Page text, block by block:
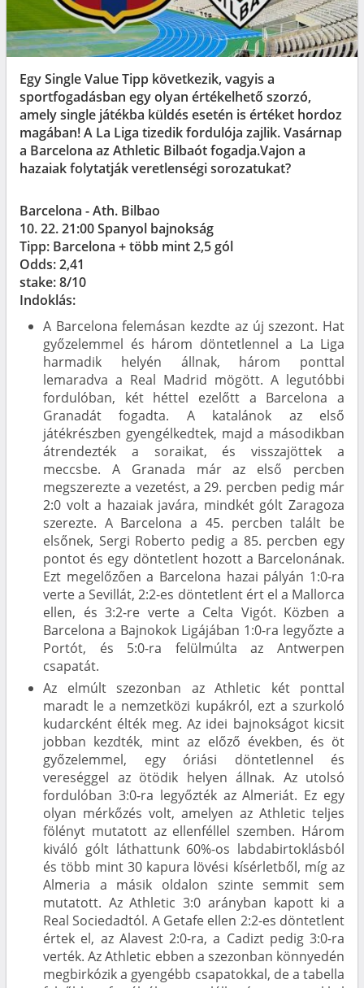
Egy Single Value Tipp következik, vagyis a
sportfogadásban egy olyan értékelhető szorzó,
amely single játékba küldés esetén is értéket hordoz
magában! A La Liga tizedik fordulója zajlik. Vasárnap
a Barcelona az Athletic Bilbaót fogadja.Vajon a
hazaiak folytatják veretlenségi sorozatukat?
Barcelona - Ath. Bilbao
10. 22. 21:00 Spanyol bajnokság
Tipp: Barcelona + több mint 2,5 gól
Odds: 2,41
stake: 8/10
Indoklás:
A Barcelona felemásan kezdte az új szezont. Hat
győzelemmel és három döntetlennel a La Liga
harmadik helyén állnak, három ponttal
lemaradva a Real Madrid mögött. A legutóbbi
fordulóban, két héttel ezelőtt a Barcelona a
Granadát fogadta. A katalánok az első
játékrészben gyengélkedtek, majd a másodikban
átrendezték a soraikat, és visszajöttek a
meccsbe. A Granada már az első percben
megszerezte a vezetést, a 29. percben pedig már
2:0 volt a hazaiak javára, mindkét gólt Zaragoza
szerezte. A Barcelona a 45. percben talált be
elsőnek, Sergi Roberto pedig a 85. percben egy
pontot és egy döntetlent hozott a Barcelonának.
Ezt megelőzően a Barcelona hazai pályán 1:0-ra
verte a Sevillát, 2:2-es döntetlent ért el a Mallorca
ellen, és 3:2-re verte a Celta Vigót. Közben a
Barcelona a Bajnokok Ligájában 1:0-ra legyőzte a
Portót, és 5:0-ra felülmúlta az Antwerpen
csapatát.
Az elmúlt szezonban az Athletic két ponttal
maradt le a nemzetközi kupákról, ezt a szurkoló
kudarcként élték meg. Az idei bajnokságot kicsit
jobban kezdték, mint az előző években, és öt
győzelemmel, egy óriási döntetlennel és
vereséggel az ötödik helyen állnak. Az utolsó
fordulóban 3:0-ra legyőzték az Almeriát. Ez egy
olyan mérkőzés volt, amelyen az Athletic teljes
fölényt mutatott az ellenféllel szemben. Három
kiváló gólt láthattunk 60%-os labdabirtoklásból
és több mint 30 kapura lövési kísérletből, míg az
Almeria a másik oldalon szinte semmit sem
mutatott. Az Athletic 3:0 arányban kapott ki a
Real Sociedadtól. A Getafe ellen 2:2-es döntetlent
értek el, az Alavest 2:0-ra, a Cadizt pedig 3:0-ra
verték. Az Athletic ebben a szezonban könnyedén
megbirkózik a gyengébb csapatokkal, de a tabella